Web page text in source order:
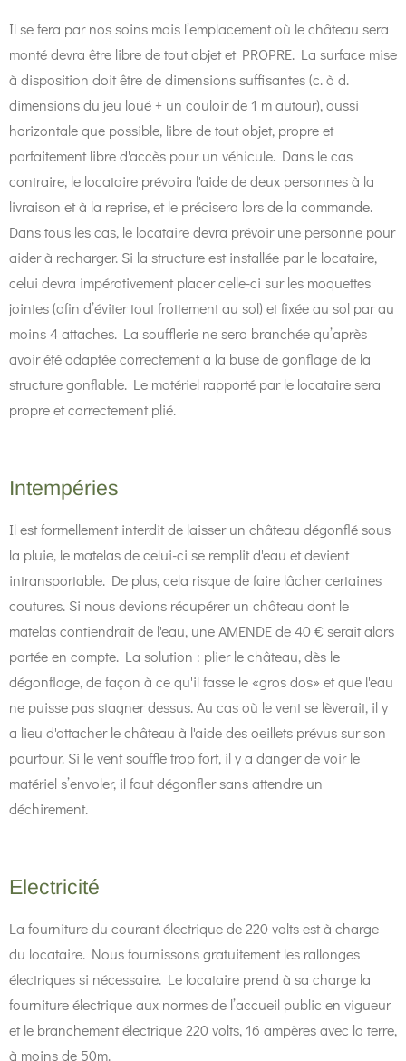
Il se fera par nos soins mais l’emplacement où le château sera
monté devra être libre de tout objet et PROPRE. La surface mise
à disposition doit être de dimensions suffisantes (c. à d.
dimensions du jeu loué + un couloir de 1 m autour), aussi
horizontale que possible, libre de tout objet, propre et
parfaitement libre d'accès pour un véhicule. Dans le cas
contraire, le locataire prévoira l'aide de deux personnes à la
livraison et à la reprise, et le précisera lors de la commande.
Dans tous les cas, le locataire devra prévoir une personne pour
aider à recharger. Si la structure est installée par le locataire,
celui devra impérativement placer celle-ci sur les moquettes
jointes (afin d’éviter tout frottement au sol) et fixée au sol par au
moins 4 attaches. La soufflerie ne sera branchée qu’après
avoir été adaptée correctement a la buse de gonflage de la
structure gonflable. Le matériel rapporté par le locataire sera
propre et correctement plié.
Intempéries
Il est formellement interdit de laisser un château dégonflé sous
la pluie, le matelas de celui-ci se remplit d'eau et devient
intransportable. De plus, cela risque de faire lâcher certaines
coutures. Si nous devions récupérer un château dont le
matelas contiendrait de l'eau, une AMENDE de 40 € serait alors
portée en compte. La solution : plier le château, dès le
dégonflage, de façon à ce qu'il fasse le «gros dos» et que l'eau
ne puisse pas stagner dessus. Au cas où le vent se lèverait, il y
a lieu d'attacher le château à l'aide des oeillets prévus sur son
pourtour. Si le vent souffle trop fort, il y a danger de voir le
matériel s’envoler, il faut dégonfler sans attendre un
déchirement.
Electricité
La fourniture du courant électrique de 220 volts est à charge
du locataire. Nous fournissons gratuitement les rallonges
électriques si nécessaire. Le locataire prend à sa charge la
fourniture électrique aux normes de l’accueil public en vigueur
et le branchement électrique 220 volts, 16 ampères avec la terre,
à moins de 50m.